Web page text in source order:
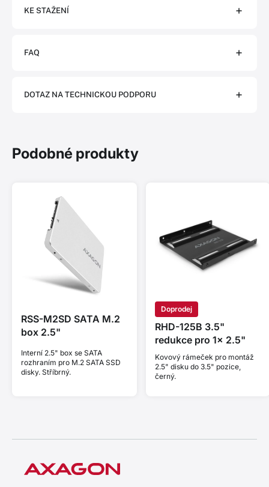
KE STAŽENÍ
FAQ
DOTAZ NA TECHNICKOU PODPORU
Podobné produkty
RSS-M2SD SATA M.2
box 2.5"
Interní 2.5" box se SATA
rozhraním pro M.2 SATA SSD
disky. Stříbrný.
Doprodej
RHD-125B 3.5"
redukce pro 1x 2.5"
Kovový rámeček pro montáž
2.5" disku do 3.5" pozice,
černý.